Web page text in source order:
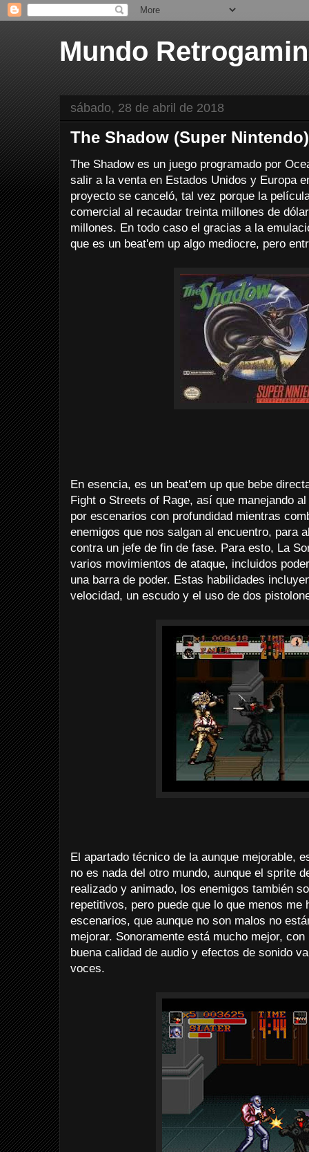
Mundo
sábado, 28 de abril de 2018
The Shadow (Super Nintendo)
The Shadow es un juego programado por
salir a la venta en Estados Unidos y Europa
proyecto se canceló, tal vez porque la
comercial al recaudar treinta millones de
millones. En todo caso el gracias a la
que es un beat'em up algo mediocre, pero
En esencia, es un beat'em up que bebe
Fight o Streets of Rage, así que manejando
por escenarios con profundidad mientras
enemigos que nos salgan al encuentro, para
contra un jefe de fin de fase. Para esto, La
varios movimientos de ataque, incluidos
una barra de poder. Estas habilidades
velocidad, un escudo y el uso de dos
El apartado técnico de la aunque mejorable,
no es nada del otro mundo, aunque el sprite
realizado y animado, los enemigos también
repetitivos, pero puede que lo que menos me
escenarios, que aunque no son malos no
mejorar. Sonoramente está mucho mejor,
buena calidad de audio y efectos de sonido
voces.